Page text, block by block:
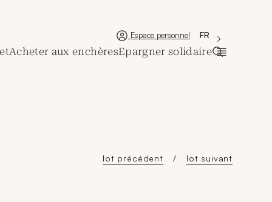
Nouvelle fenêtre
Espace personnel 'Choisir une
La langue
FR
Acheter aux enchèresEpargner solidaire
lot précédent lot suivant